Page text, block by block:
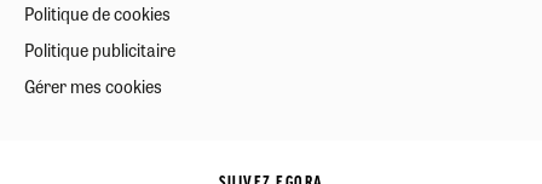
Politique de cookies
Politique publicitaire
Gérer mes cookies